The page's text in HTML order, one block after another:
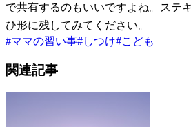
で共有するのもいいですよね。ステ
ひ形に残してみてください。
#ママの習い事#しつけ#こども
関連記事